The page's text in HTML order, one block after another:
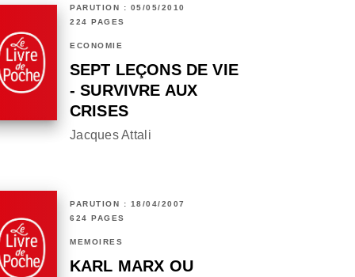
PARUTION : 05/05/2010
224 PAGES
ECONOMIE
SEPT LEÇONS DE VIE
- SURVIVRE AUX
CRISES
Jacques Attali
PARUTION : 18/04/2007
624 PAGES
MÉMOIRES
KARL MARX OU